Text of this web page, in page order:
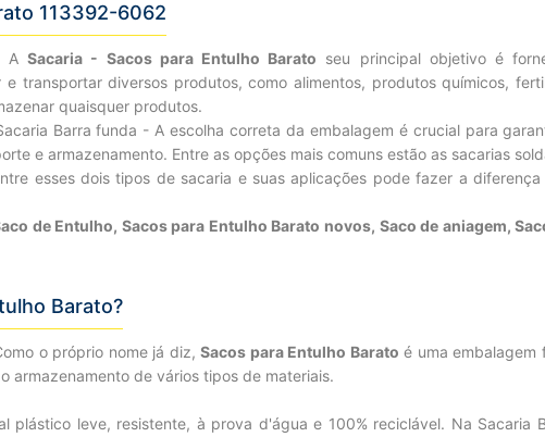
113392-6062
ASacaria - Sacos para Entulho Barato seu principal objetivo é
transportar diversos produtos, como alimentos, produtos químicos,
quaisquer produtos.
Barra funda - A escolha correta da embalagem é crucial para
e armazenamento. Entre as opções mais comuns estão as sacarias
esses dois tipos de sacaria e suas aplicações pode fazer a
de Entulho, Sacos para Entulho Barato novos, Saco de aniagem,
Barato?
o próprio nome já diz,Sacos para Entulho Barato é uma embalagem
armazenamento de vários tipos de materiais.
plástico leve, resistente, à prova d'água e 100% reciclável. Na Sacaria